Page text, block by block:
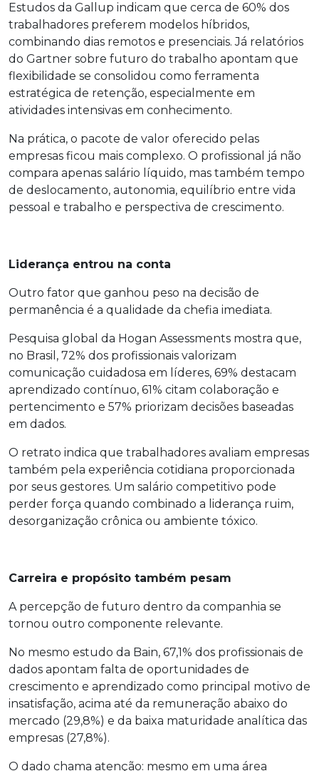
Estudos da Gallup indicam que cerca de 60% dos
trabalhadores preferem modelos híbridos,
combinando dias remotos e presenciais. Já relatórios
do Gartner sobre futuro do trabalho apontam que
flexibilidade se consolidou como ferramenta
estratégica de retenção, especialmente em
atividades intensivas em conhecimento.
Na prática, o pacote de valor oferecido pelas
empresas ficou mais complexo. O profissional já não
compara apenas salário líquido, mas também tempo
de deslocamento, autonomia, equilíbrio entre vida
pessoal e trabalho e perspectiva de crescimento.
Liderança entrou na conta
Outro fator que ganhou peso na decisão de
permanência é a qualidade da chefia imediata.
Pesquisa global da Hogan Assessments mostra que,
no Brasil, 72% dos profissionais valorizam
comunicação cuidadosa em líderes, 69% destacam
aprendizado contínuo, 61% citam colaboração e
pertencimento e 57% priorizam decisões baseadas
em dados.
O retrato indica que trabalhadores avaliam empresas
também pela experiência cotidiana proporcionada
por seus gestores. Um salário competitivo pode
perder força quando combinado a liderança ruim,
desorganização crônica ou ambiente tóxico.
Carreira e propósito também pesam
A percepção de futuro dentro da companhia se
tornou outro componente relevante.
No mesmo estudo da Bain, 67,1% dos profissionais de
dados apontam falta de oportunidades de
crescimento e aprendizado como principal motivo de
insatisfação, acima até da remuneração abaixo do
mercado (29,8%) e da baixa maturidade analítica das
empresas (27,8%).
O dado chama atenção: mesmo em uma área